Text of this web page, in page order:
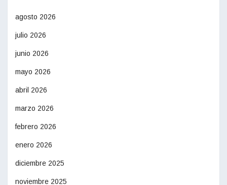
agosto 2026
julio 2026
junio 2026
mayo 2026
abril 2026
marzo 2026
febrero 2026
enero 2026
diciembre 2025
noviembre 2025